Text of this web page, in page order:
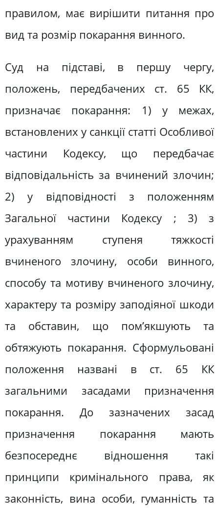
правилом, має вирішити питання про
вид та розмір покарання винного.
Суд на підставі, в першу чергу,
положень, передбачених ст. 65 КК,
призначає покарання: 1) у межах,
встановлених у санкції статті Особливої
частини Кодексу, що передбачає
відповідальність за вчинений злочин;
2) у відповідності з положенням
Загальної частини Кодексу ; 3) з
урахуванням ступеня тяжкості
вчиненого злочину, особи винного,
способу та мотиву вчиненого злочину,
характеру та розміру заподіяної шкоди
та обставин, що пом’якшують та
обтяжують покарання. Сформульовані
положення названі в ст. 65 КК
загальними засадами призначення
покарання. До зазначених засад
призначення покарання мають
безпосереднє відношення такі
принципи кримінального права, як
законність, вина особи, гуманність та